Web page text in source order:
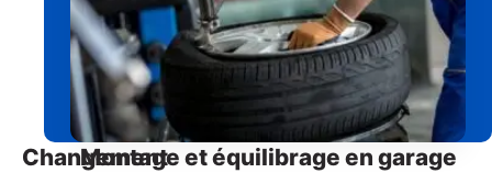
Changement
Montage et équilibrage en garage